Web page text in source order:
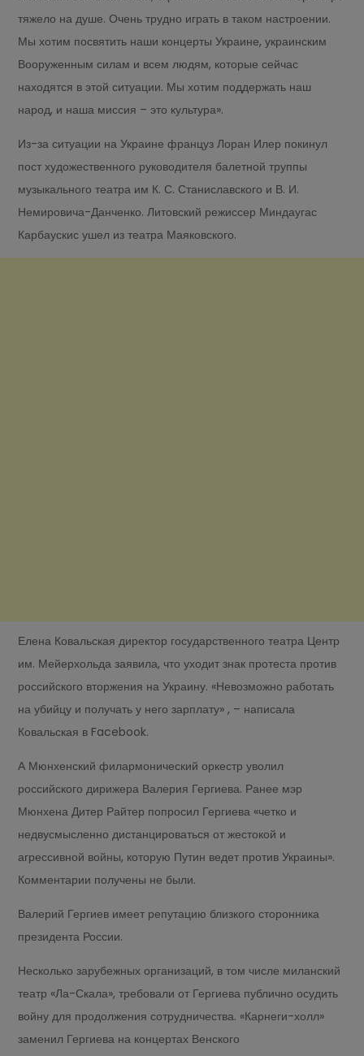
тяжело на душе. Очень трудно играть в таком настроении.
Мы хотим посвятить наши концерты Украине, украинским
Вооруженным силам и всем людям, которые сейчас
находятся в этой ситуации. Мы хотим поддержать наш
народ, и наша миссия – это культура».
Из-за ситуации на Украине француз Лоран Илер покинул
пост художественного руководителя балетной труппы
музыкального театра им К. С. Станиславского и В. И.
Немировича-Данченко. Литовский режиссер Миндаугас
Карбаускис ушел из театра Маяковского.
Елена Ковальская директор государственного театра Центр
им. Мейерхольда заявила, что уходит знак протеста против
российского вторжения на Украину. «Невозможно работать
на убийцу и получать у него зарплату» , – написала
Ковальская в Facebook.
А Мюнхенский филармонический оркестр уволил
российского дирижера Валерия Гергиева. Ранее мэр
Мюнхена Дитер Райтер попросил Гергиева «четко и
недвусмысленно дистанцироваться от жестокой и
агрессивной войны, которую Путин ведет против Украины».
Комментарии получены не были.
Валерий Гергиев имеет репутацию близкого сторонника
президента России.
Несколько зарубежных организаций, в том числе миланский
театр «Ла-Скала», требовали от Гергиева публично осудить
войну для продолжения сотрудничества. «Карнеги-холл»
заменил Гергиева на концертах Венского